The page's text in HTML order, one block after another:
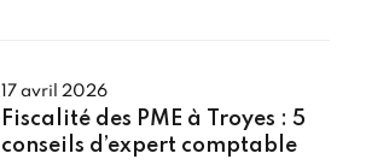
17 avril 2026
Fiscalité des PME à Troyes : 5
conseils d’expert comptable